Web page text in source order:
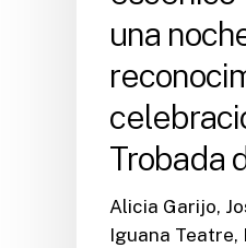
una
Trobada
Alicia Garijo,
Iguana